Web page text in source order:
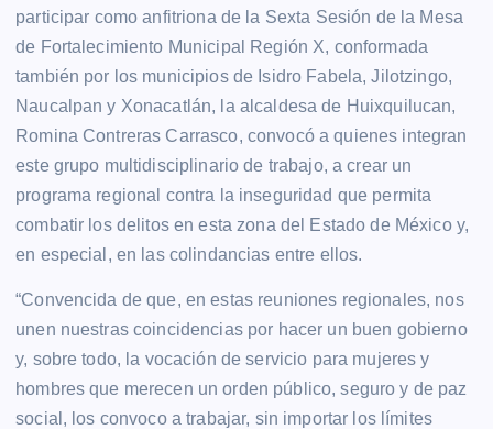
participar como anfitriona de la Sexta Sesión de la Mesa
de Fortalecimiento Municipal Región X, conformada
también por los municipios de Isidro Fabela, Jilotzingo,
Naucalpan y Xonacatlán, la alcaldesa de Huixquilucan,
Romina Contreras Carrasco, convocó a quienes integran
este grupo multidisciplinario de trabajo, a crear un
programa regional contra la inseguridad que permita
combatir los delitos en esta zona del Estado de México y,
en especial, en las colindancias entre ellos.
“Convencida de que, en estas reuniones regionales, nos
unen nuestras coincidencias por hacer un buen gobierno
y, sobre todo, la vocación de servicio para mujeres y
hombres que merecen un orden público, seguro y de paz
social, los convoco a trabajar, sin importar los límites